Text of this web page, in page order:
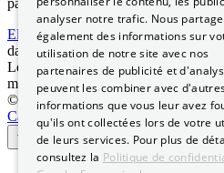
Elizabeth NGUYEN
dans Les démarches ANTS
Le permis de conduire au format
mais aussi ses procédures
© 2026 Permis-Conduire.net – SARL
Carte grise
Qui sommes-nous
analyser notre trafic. Nous
également des informations sur
utilisation de notre site avec nos
partenaires de publicité et
peuvent les combiner avec
informations que vous leur avez
qu'ils ont collectées lors de votre
de leurs services. Pour plus de
consultez la Politique de